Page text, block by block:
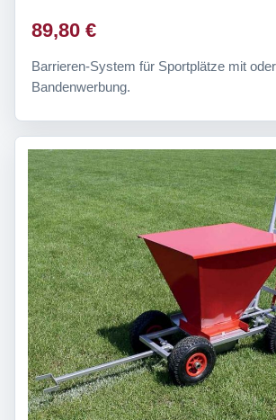
89,80 €
Barrieren-System für Sportplätze mit
Bandenwerbung.